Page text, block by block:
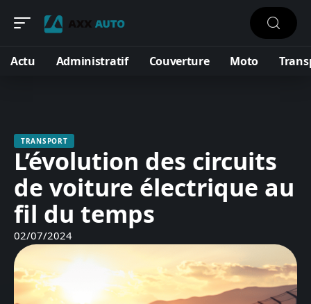
Actu Administratif Couverture Moto
TRANSPORT
L’évolution des circuits
de voiture électrique au
fil du temps
02/07/2024